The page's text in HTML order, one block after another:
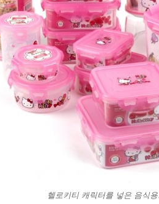
헬로키티 캐릭터를 넣은 음식